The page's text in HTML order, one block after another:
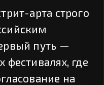
арта строго
путь —
фестивалях, где
на